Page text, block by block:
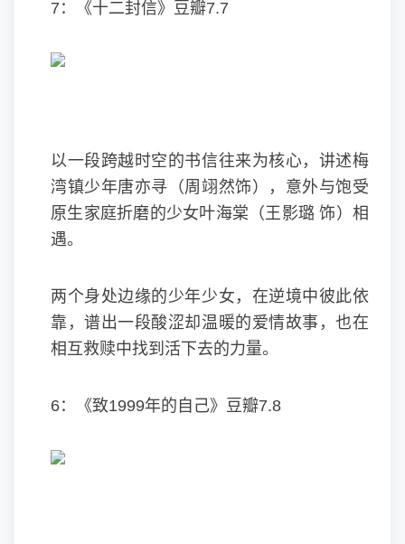
7：《十二封信》豆瓣7.7
以一段跨越时空的书信往来为核心，讲述梅
湾镇少年唐亦寻（周翊然饰），意外与饱受
原生家庭折磨的少女叶海棠（王影璐 饰）相
遇。
两个身处边缘的少年少女，在逆境中彼此依
靠，谱出一段酸涩却温暖的爱情故事，也在
相互救赎中找到活下去的力量。
6：《致1999年的自己》豆瓣7.8